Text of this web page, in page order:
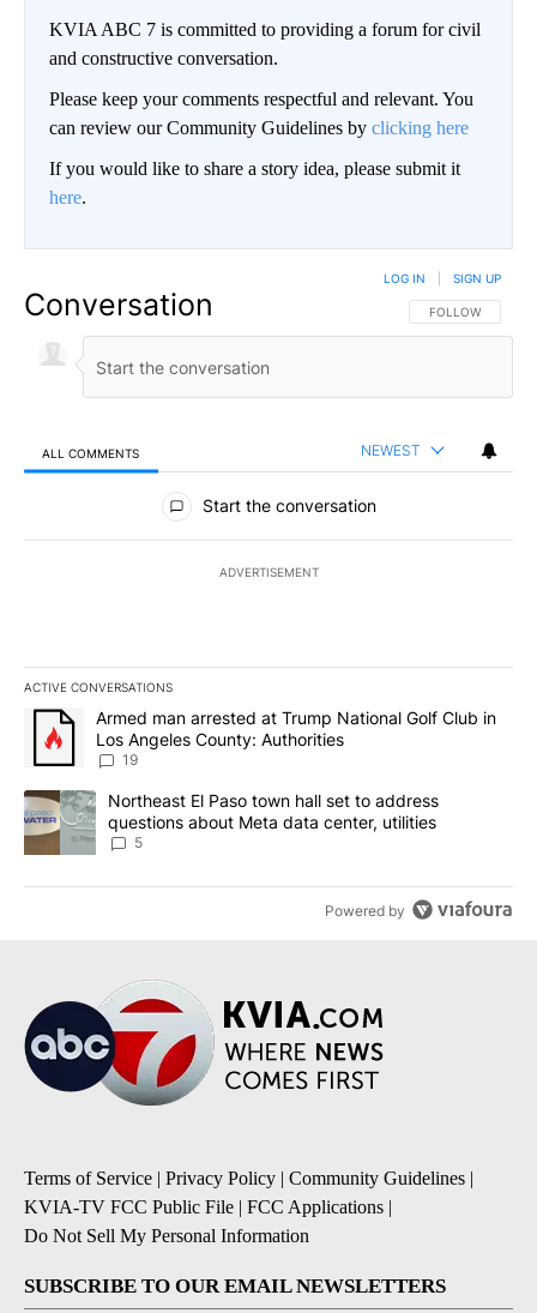
KVIA ABC 7 is committed to providing a forum for civil
and constructive conversation.
Please keep your comments respectful and relevant. You
can review our Community Guidelines by clicking here
If you would like to share a story idea, please submit it
here.
Conversation FOLLOW THIS
FOLLOW
LOG IN SIGN UP
ALL COMMENTS NEWEST
All Comments
Start the conversation
ADVERTISEMENT
ACTIVE CONVERSATIONS
The following is a list of the most commented articles in the last
A trending article titled "Armed man arrested at Trump National
Armed man arrested at Trump National Golf Club in
Los Angeles County: Authorities
19
A trending article titled "Northeast El Paso town hall set to
Northeast El Paso town hall set to address
questions about Meta data center, utilities
5
Powered by
Terms of Service | Privacy Policy | Community Guidelines |
KVIA-TV FCC Public File | FCC Applications |
Do Not Sell My Personal Information
SUBSCRIBE TO OUR EMAIL NEWSLETTERS